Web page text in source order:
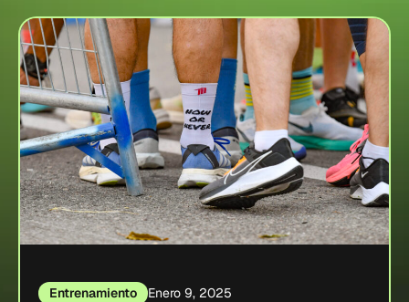
Entrenamiento Enero 9, 2025